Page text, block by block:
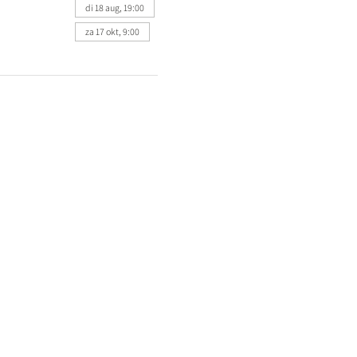
di 18 aug, 19:00
za 17 okt, 9:00